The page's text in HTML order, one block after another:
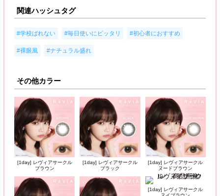
関連ハッシュタグ
#学校ばれない #毎日使いにピッタリ #初心者におすすめ
#裸眼風 #ナチュラル盛れ
その他カラー
[1day] レヴィアサークル
ブラウン
[1day] レヴィアサークル
ブラック
[1day] レヴィアサークル
ヌードブラウン
[1day] レヴィアサークル